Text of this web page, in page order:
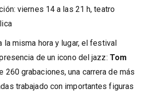
viernes 14 a las 21 h, teatro
la misma hora y lugar, el festival
de un icono del jazz: Tom
260 grabaciones, una carrera de más
trabajado con importantes figuras